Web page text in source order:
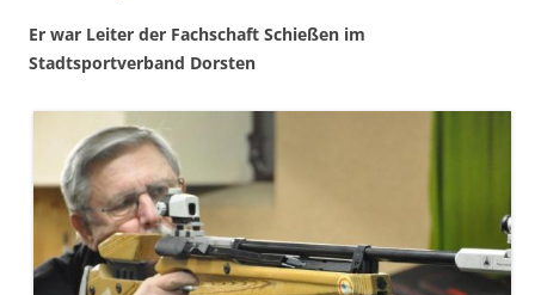
Er war Leiter der Fachschaft Schießen im
Stadtsportverband Dorsten